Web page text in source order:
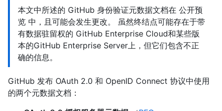
本文中所述的 GitHub 身份验证元数据文档在 公开预
览 中，且可能会发生更改。 虽然终结点可能存在于带
有数据驻留权的 GitHub Enterprise Cloud和某些版
本的GitHub Enterprise Server上，但它们包含不正
确的信息。
GitHub 发布 OAuth 2.0 和 OpenID Connect 协议中使用
的两个元数据文档：